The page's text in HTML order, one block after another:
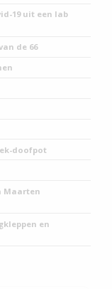
19 uit een lab
de 66
doofpot
Maarten
en